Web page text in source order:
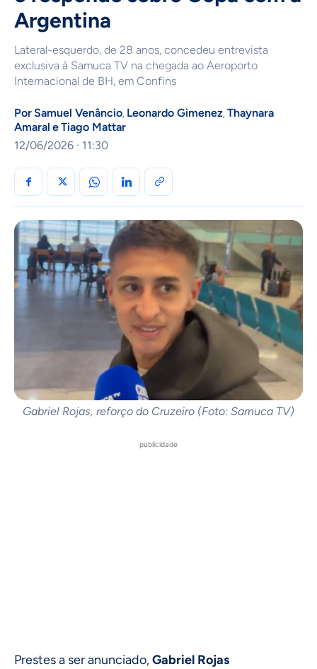
Argentina
Lateral-esquerdo, de 28 anos, concedeu entrevista
exclusiva à Samuca TV na chegada ao Aeroporto
Internacional de BH, em Confins
Por Samuel Venâncio Leonardo Gimenez Thaynara
Amaral eTiago Mattar
12/06/2026 · 11:30
Gabriel Rojas, reforço do Cruzeiro (Foto: Samuca TV)
publicidade
Prestes a ser anunciado,Gabriel Rojas